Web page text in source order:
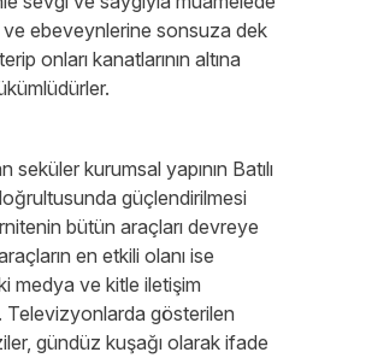
ebeveynlerine sonsuza dek
onları kanatlarının altına
seküler kurumsal yapının Batılı
güçlendirilmesi
bütün araçları devreye
en etkili olanı ise
medya ve kitle iletişim
Televizyonlarda gösterilen
gündüz kuşağı olarak ifade